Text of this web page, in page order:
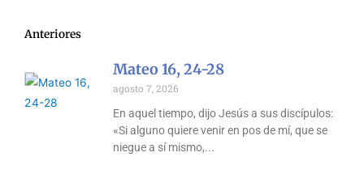
Anteriores
Mateo 16, 24-28
agosto 7, 2026
En aquel tiempo, dijo Jesús a sus discípulos:
«Si alguno quiere venir en pos de mí, que se
niegue a sí mismo,